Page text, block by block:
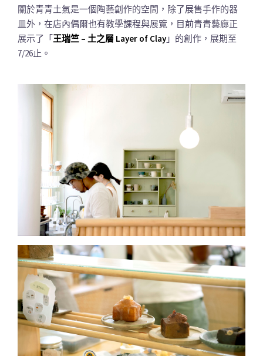
關於青青土氣是一個陶藝創作的空間，除了展售手作的器
皿外，在店內偶爾也有教學課程與展覽，目前青青藝廊正
展示了「 王瑞竺 – 土之層 Layer of Clay 」的創作，展期至
7/26止。